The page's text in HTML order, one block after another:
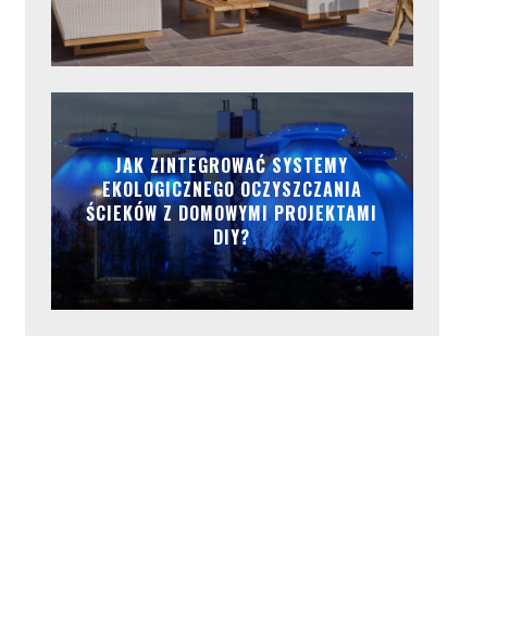
JAK ZINTEGROWAĆ SYSTEMY
EKOLOGICZNEGO OCZYSZCZANIA
ŚCIEKÓW Z DOMOWYMI PROJEKTAMI
DIY?